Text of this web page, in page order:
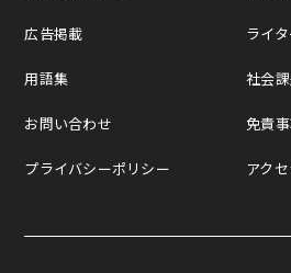
広告掲載
用語集
お問い合わせ
プライバシーポリシー
ライ
社会
免責
アク